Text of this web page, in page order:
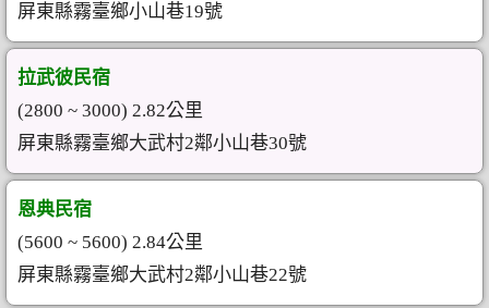
屏東縣霧臺鄉小山巷19號
拉武彼民宿
(2800 ~ 3000) 2.82公里
屏東縣霧臺鄉大武村2鄰小山巷30號
恩典民宿
(5600 ~ 5600) 2.84公里
屏東縣霧臺鄉大武村2鄰小山巷22號